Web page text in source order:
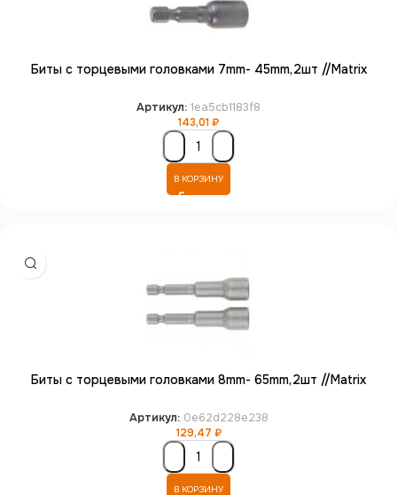
Биты с торцевыми головками 7mm- 45mm,2шт //Matrix
Артикул: 1ea5cb1183f8
143,01₽
В КОРЗИНУ
Биты с торцевыми головками 8mm- 65mm,2шт //Matrix
Артикул: 0e62d228e238
129,47 ₽
В КОРЗИНУ